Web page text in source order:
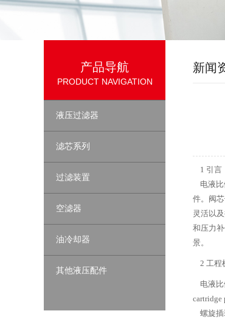
产品导航
PRODUCT NAVIGATION
液压过滤器
滤芯系列
过滤装置
空滤器
油冷却器
其他液压配件
新闻
1 引言
电液比
件。阀
灵活以
和压力
景。
2 工程
电液比
cartridge
螺旋插